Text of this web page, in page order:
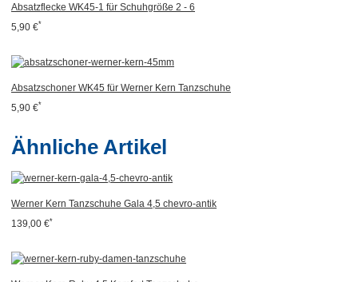
Absatzflecke WK45-1 für Schuhgröße 2 - 6
5,90 €*
Absatzschoner WK45 für Werner Kern Tanzschuhe
5,90 €*
Ähnliche Artikel
Werner Kern Tanzschuhe Gala 4,5 chevro-antik
139,00 €*